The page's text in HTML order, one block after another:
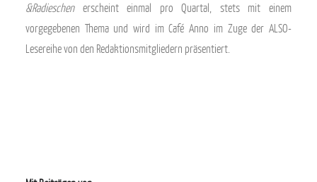
&Radieschenerscheint einmal pro Quartal, stets mit einem
vorgegebenen Thema und wird im Café Anno im Zuge der ALSO-
Lesereihe von den Redaktionsmitgliedern präsentiert.